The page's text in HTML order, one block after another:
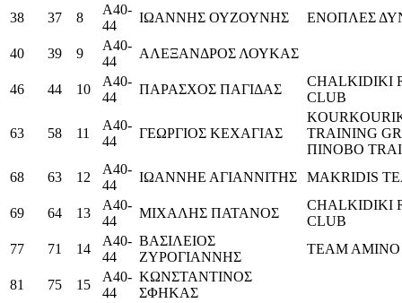
38
37 8
Α40-
44
ΙΩΑΝΝΗΣ ΟΥΖΟΥΝΗΣ ΕΝΟΠΛΕΣ
40 39 9
Α40-
44
ΑΛΕΞΑΝΔΡΟΣ ΛΟΥΚΑΣ
46 44 10
Α40-
44
ΠΑΡΑΣΧΟΣ ΠΑΓΙΔΑΣ
CHALKIDIKI
CLUB
63 58 11
Α40-
44
ΓΕΩΡΓΙΟΣ ΚΕΧΑΓΙΑΣ
TRAINING
ΠΙΝΟΒΟ
68
63 12
Α40-
44
ΙΩΑΝΝΗΕ ΑΓΙΑΝΝΙΤΗΣ MAKRIDIS
69 64 13
Α40-
44
ΜΙΧΑΛΗΣ ΠΑΤΑΝΟΣ
CHALKIDIKI
CLUB
77
71 14
Α40-
44
ΒΑΣΙΛΕΙΟΣ
ΖΥΡΟΓΙΑΝΝΗΣ
ΤΕΑΜ
81 75 15
Α40-
44
ΚΩΝΣΤΑΝΤΙΝΟΣ
ΣΦΗΚΑΣ